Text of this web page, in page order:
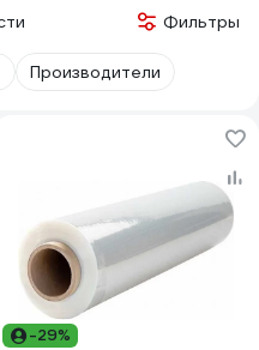
Фильтры
Производители
-29%